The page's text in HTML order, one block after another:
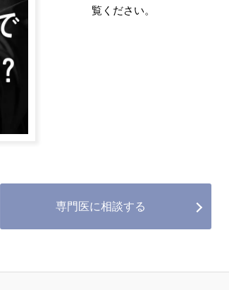
覧ください。
専門医に相談する